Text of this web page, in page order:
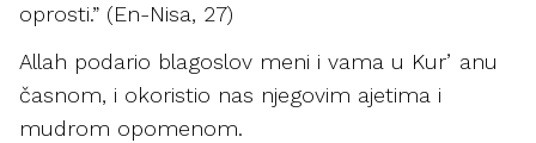
oprosti.” (En-Nisa, 27)
Allah podario blagoslov meni i vama u Kurʼanu
časnom, i okoristio nas njegovim ajetima i
mudrom opomenom.